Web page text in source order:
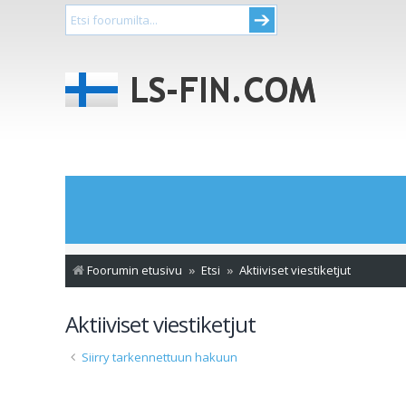
Foorumin etusivu Etsi Aktiiviset viestiketjut
Aktiiviset viestiketjut
Siirry tarkennettuun hakuun